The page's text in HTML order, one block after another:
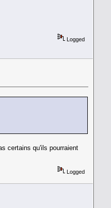
Logged
certains qu'ils pourraient
Logged